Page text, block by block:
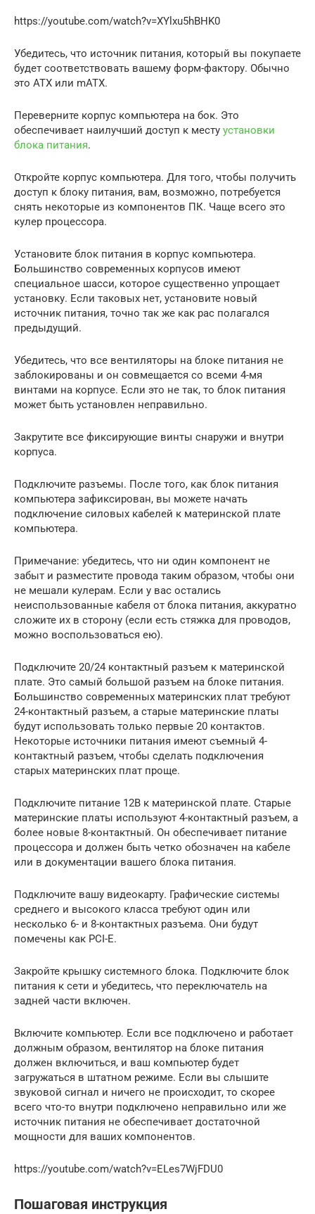
https://youtube.com/watch?v=XYlxu5hBHK0
Убедитесь, что источник питания, который вы покупаете
будет соответствовать вашему форм-фактору. Обычно
это ATX или mATX.
Переверните корпус компьютера на бок. Это
обеспечивает наилучший доступ к месту установки
блока питания.
Откройте корпус компьютера. Для того, чтобы получить
доступ к блоку питания, вам, возможно, потребуется
снять некоторые из компонентов ПК. Чаще всего это
кулер процессора.
Установите блок питания в корпус компьютера.
Большинство современных корпусов имеют
специальное шасси, которое существенно упрощает
установку. Если таковых нет, установите новый
источник питания, точно так же как рас полагался
предыдущий.
Убедитесь, что все вентиляторы на блоке питания не
заблокированы и он совмещается со всеми 4-мя
винтами на корпусе. Если это не так, то блок питания
может быть установлен неправильно.
Закрутите все фиксирующие винты снаружи и внутри
корпуса.
Подключите разъемы. После того, как блок питания
компьютера зафиксирован, вы можете начать
подключение силовых кабелей к материнской плате
компьютера.
Примечание: убедитесь, что ни один компонент не
забыт и разместите провода таким образом, чтобы они
не мешали кулерам. Если у вас остались
неиспользованные кабеля от блока питания, аккуратно
сложите их в сторону (если есть стяжка для проводов,
можно воспользоваться ею).
Подключите 20/24 контактный разъем к материнской
плате. Это самый большой разъем на блоке питания.
Большинство современных материнских плат требуют
24-контактный разъем, а старые материнские платы
будут использовать только первые 20 контактов.
Некоторые источники питания имеют съемный 4-
контактный разъем, чтобы сделать подключения
старых материнских плат проще.
Подключите питание 12В к материнской плате. Старые
материнские платы используют 4-контактный разъем, а
более новые 8-контактный. Он обеспечивает питание
процессора и должен быть четко обозначен на кабеле
или в документации вашего блока питания.
Подключите вашу видеокарту. Графические системы
среднего и высокого класса требуют один или
несколько 6- и 8-контактных разъема. Они будут
помечены как PCI-E.
Закройте крышку системного блока. Подключите блок
питания к сети и убедитесь, что переключатель на
задней части включен.
Включите компьютер. Если все подключено и работает
должным образом, вентилятор на блоке питания
должен включиться, и ваш компьютер будет
загружаться в штатном режиме. Если вы слышите
звуковой сигнал и ничего не происходит, то скорее
всего что-то внутри подключено неправильно или же
источник питания не обеспечивает достаточной
мощности для ваших компонентов.
https://youtube.com/watch?v=ELes7WjFDU0
Пошаговая инструкция